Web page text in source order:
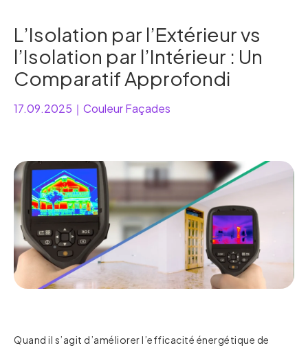
L’Isolation par l’Extérieur vs
l’Isolation par l’Intérieur : Un
Comparatif Approfondi
17.09.2025 ｜ Couleur Façades
Quand il s’agit d’améliorer l’efficacité énergétique de